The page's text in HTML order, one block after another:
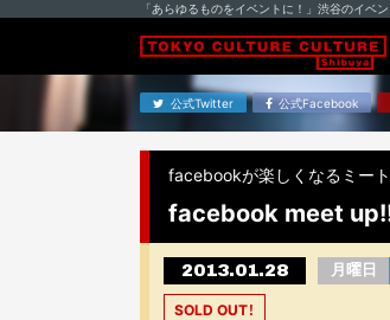
「あらゆるものをイベントに！」渋谷のイベ
公式Twitter 公式Facebook
facebookが楽しくなるミート
facebook meet
2013.01.28 月曜日
SOLD OUT！